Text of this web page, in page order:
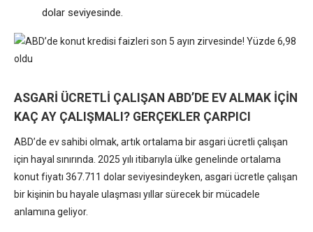
dolar seviyesinde.
ASGARİ ÜCRETLİ ÇALIŞAN ABD’DE EV ALMAK İÇİN
KAÇ AY ÇALIŞMALI? GERÇEKLER ÇARPICI
ABD’de ev sahibi olmak, artık ortalama bir asgari ücretli çalışan
için hayal sınırında. 2025 yılı itibarıyla ülke genelinde ortalama
konut fiyatı 367.711 dolar seviyesindeyken, asgari ücretle çalışan
bir kişinin bu hayale ulaşması yıllar sürecek bir mücadele
anlamına geliyor.